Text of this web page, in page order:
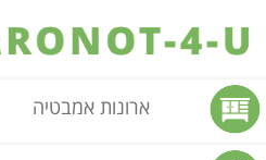
ארונות אמבטיה